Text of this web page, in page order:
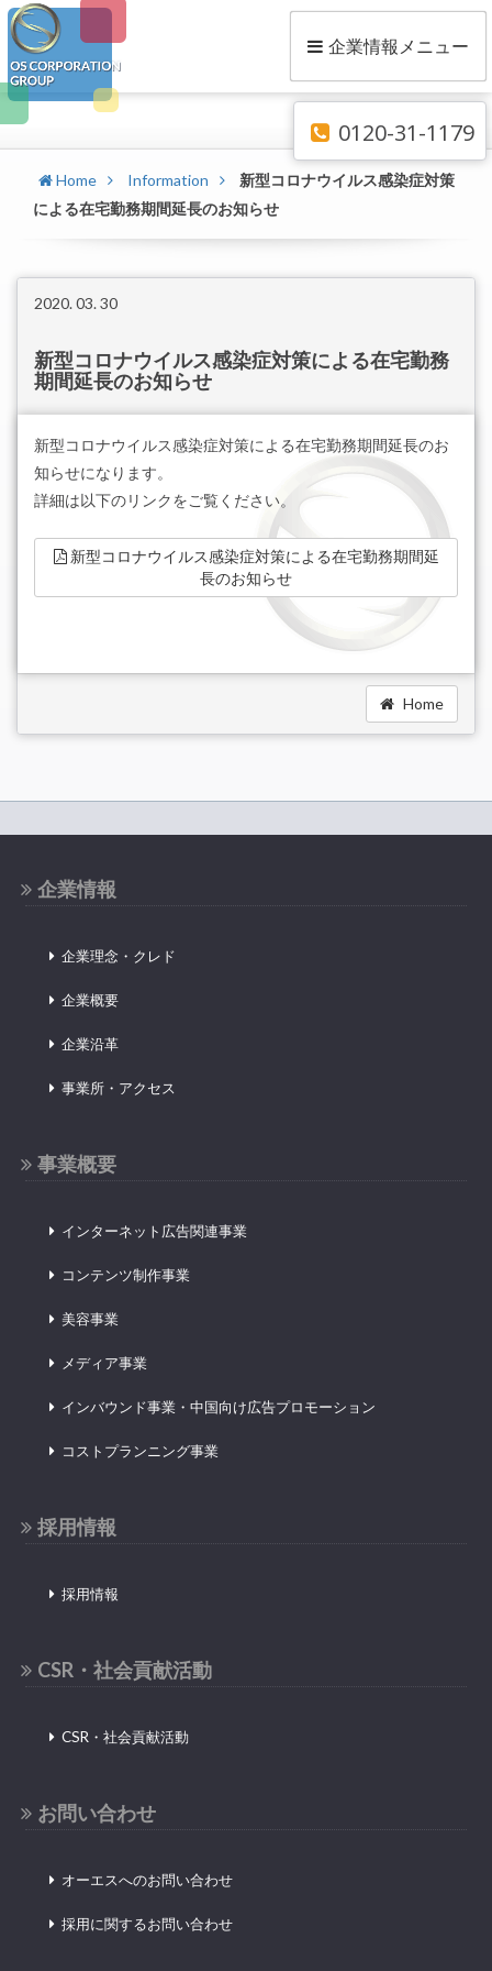
企業情報メニュー
0120-31-1179
Home Information
新型コロナウイルス感染症対策
による在宅勤務期間延長のお知らせ
2020. 03. 30
新型コロナウイルス感染症対策による在宅勤務
期間延長のお知らせ
新型コロナウイルス感染症対策による在宅勤務期間延長のお
知らせになります。
詳細は以下のリンクをご覧ください。
新型コロナウイルス感染症対策による在宅勤務期間延
長のお知らせ
Home
企業情報
企業理念・クレド
企業概要
企業沿革
事業所・アクセス
事業概要
インターネット広告関連事業
コンテンツ制作事業
美容事業
メディア事業
インバウンド事業・中国向け広告プロモーション
コストプランニング事業
採用情報
採用情報
CSR・社会貢献活動
CSR・社会貢献活動
お問い合わせ
オーエスへのお問い合わせ
採用に関するお問い合わせ